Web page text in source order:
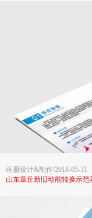
画册设计&制作/2018-05-31
山东章丘新旧动能转换示范